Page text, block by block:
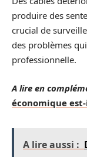
produire des
crucial de
des problèmes
professionnelle.
A lire en
économique
A lire aussi :